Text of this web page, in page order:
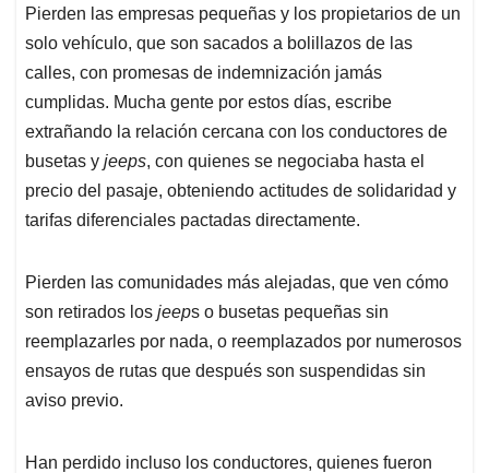
Pierden las empresas pequeñas y los propietarios de un
solo vehículo, que son sacados a bolillazos de las
calles, con promesas de indemnización jamás
cumplidas. Mucha gente por estos días, escribe
extrañando la relación cercana con los conductores de
busetas y jeeps, con quienes se negociaba hasta el
precio del pasaje, obteniendo actitudes de solidaridad y
tarifas diferenciales pactadas directamente.
Pierden las comunidades más alejadas, que ven cómo
son retirados los jeeps o busetas pequeñas sin
reemplazarles por nada, o reemplazados por numerosos
ensayos de rutas que después son suspendidas sin
aviso previo.
Han perdido incluso los conductores, quienes fueron